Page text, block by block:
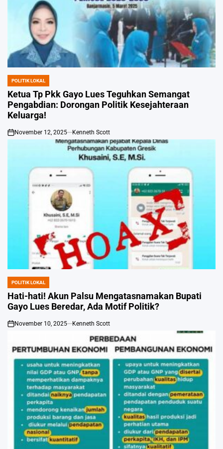
POSTED
IN
POLITIK LOKAL
Ketua Tp Pkk Gayo Lues Teguhkan Semangat
Pengabdian: Dorongan Politik Kesejahteraan
Keluarga!
on
November 12, 2025 Kenneth Scott
POSTED
IN
POLITIK LOKAL
Hati-hati! Akun Palsu Mengatasnamakan Bupati
Gayo Lues Beredar, Ada Motif Politik?
on
November 10, 2025 Kenneth Scott